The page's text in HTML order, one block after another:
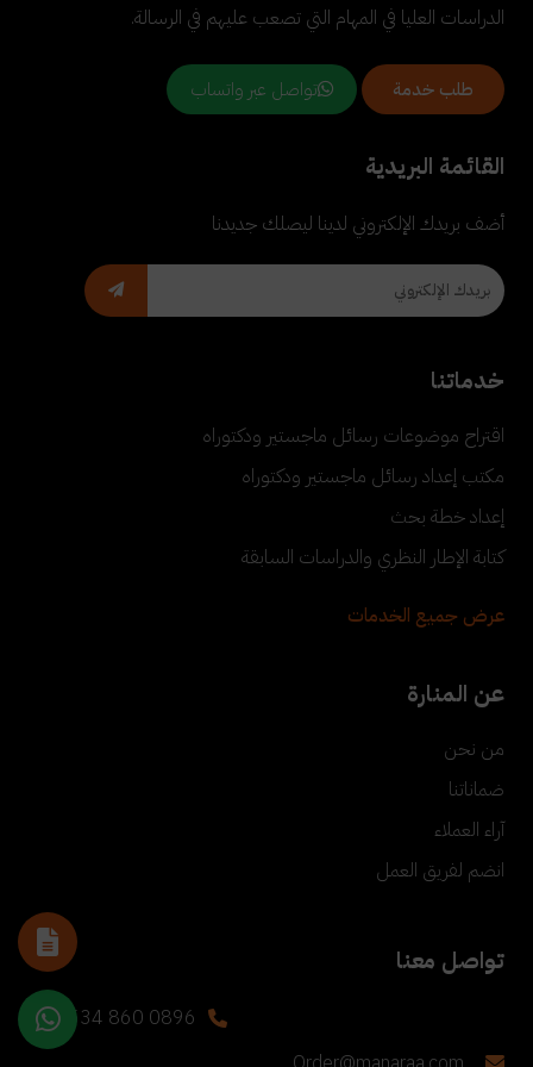
الدراسات العليا في المهام التي تصعب عليهم في الرسالة.
طلب خدمة تواصل عبر واتساب
القائمة البريدية
أضف بريدك الإلكتروني لدينا ليصلك جديدنا
خدماتنا
اقتراح موضوعات رسائل ماجستير ودكتوراه
مكتب إعداد رسائل ماجستير ودكتوراه
إعداد خطة بحث
كتابة الإطار النظري والدراسات السابقة
عرض جميع الخدمات
عن المنارة
من نحن
ضماناتنا
آراء العملاء
انضم لفريق العمل
تواصل معنا
+90 534 860 0896